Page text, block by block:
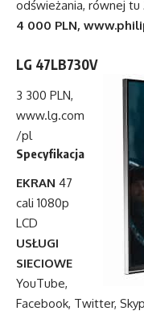
odświeżania, równej tu
4 000 PLN,
LG 47LB730V
3 300 PLN,
www.lg.com
/pl
Specyfikacja
EKRAN 47
cali 1080p
LCD
USŁUGI
SIECIOWE
YouTube,
Facebook, Twitter,